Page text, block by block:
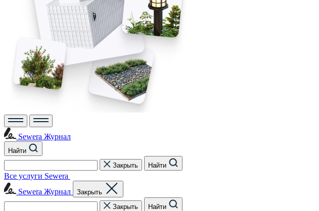
Sewera Журнал
Найти
Закрыть
Найти
Все услуги Sewera
Sewera Журнал
Закрыть
Закрыть
Найти